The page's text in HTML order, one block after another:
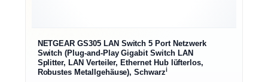
NETGEAR GS305 LAN Switch 5 Port Netzwerk
Switch (Plug-and-Play Gigabit Switch LAN
Splitter, LAN Verteiler, Ethernet Hub lüfterlos,
Robustes Metallgehäuse), Schwarzℹ︎